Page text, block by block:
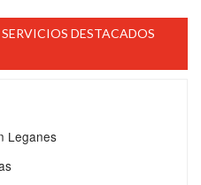
DESTACADOS
Leganes